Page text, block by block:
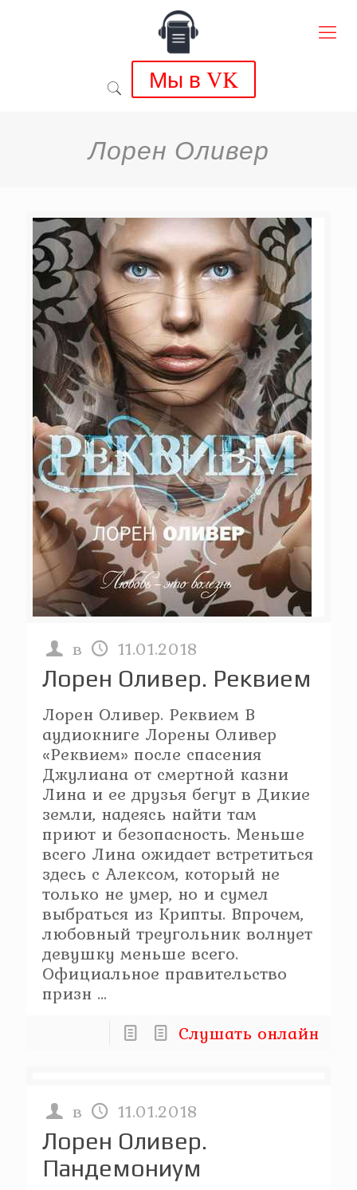
Мы в VK
Лорен Оливер
в 11.01.2018
Лорен Оливер. Реквием
Лорен Оливер. Реквием В
аудиокниге Лорены Оливер
«Реквием» после спасения
Джулиана от смертной казни
Лина и ее друзья бегут в Дикие
земли, надеясь найти там
приют и безопасность. Меньше
всего Лина ожидает встретиться
здесь с Алексом, который не
только не умер, но и сумел
выбраться из Крипты. Впрочем,
любовный треугольник волнует
девушку меньше всего.
Официальное правительство
призн ...
Слушать онлайн
в 11.01.2018
Лорен Оливер.
Пандемониум